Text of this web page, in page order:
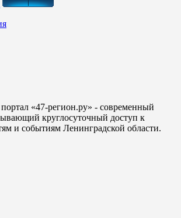
«47-регион.ру» - современный
круглосуточный доступ к
и событиям Ленинградской области.